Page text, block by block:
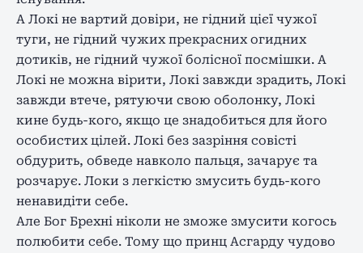
А Локі не вартий довіри, не гідний цієї чужої
туги, не гідний чужих прекрасних огидних
дотиків, не гідний чужої болісної посмішки. А
Локі не можна вірити, Локі завжди зрадить, Локі
завжди втече, рятуючи свою оболонку, Локі
кине будь-кого, якщо це знадобиться для його
особистих цілей. Локі без зазріння совісті
обдурить, обведе навколо пальця, зачарує та
розчарує. Локи з легкістю змусить будь-кого
ненавидіти себе.
Але Бог Брехні ніколи не зможе змусити когось
полюбити себе. Тому що принц Асгарду чудово